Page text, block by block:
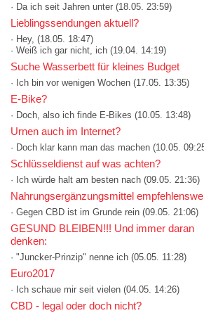
· Da ich seit Jahren unter (18.05. 23:59)
Lieblingssendungen aktuell?
· Hey, (18.05. 18:47)
· Weiß ich gar nicht, ich (19.04. 14:19)
Suche Wasserbett für kleines Budget
· Ich bin vor wenigen Wochen (17.05. 13:35)
E-Bike?
· Doch, also ich finde E-Bikes (10.05. 13:48)
Urnen auch im Internet?
· Doch klar kann man das machen (10.05.
Schlüsseldienst auf was achten?
· Ich würde halt am besten nach (09.05. 21:36)
Nahrungsergänzungsmittel
· Gegen CBD ist im Grunde rein (09.05. 21:06)
GESUND BLEIBEN!!! Und immer daran
denken:
· "Juncker-Prinzip" nenne ich (05.05. 11:28)
Euro2017
· Ich schaue mir seit vielen (04.05. 14:26)
CBD - legal oder doch nicht?